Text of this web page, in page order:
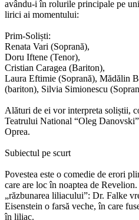
avându-i în rolurile principale pe
lirici ai momentului:
Prim-Soliști:
Renata Vari (Soprană),
Doru Iftene (Tenor),
Cristian Caragea (Bariton),
Laura Eftimie (Soprană), Mădălin
(bariton), Silvia Simionescu
Alături de ei vor interpreta soliștii,
Teatrului National “Oleg
Oprea.
Subiectul pe scurt
Povestea este o comedie de erori
care are loc în noaptea de
„răzbunarea liliacului”: Dr. Falke
Eisenstein o farsă veche, în care
în liliac.